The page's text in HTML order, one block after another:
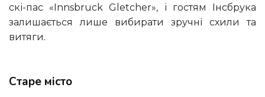
скі-пас «Innsbruck Gletcher», і гостям Інсбрука
залишається лише вибирати зручні схили та
витяги.
Старе місто